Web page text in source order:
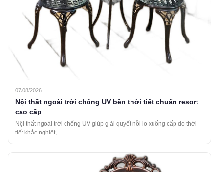
07/08/2026
Nội thất ngoài trời chống UV bền thời tiết chuẩn resort
cao cấp
Nội thất ngoài trời chống UV giúp giải quyết nỗi lo xuống cấp do thời
tiết khắc nghiệt,...